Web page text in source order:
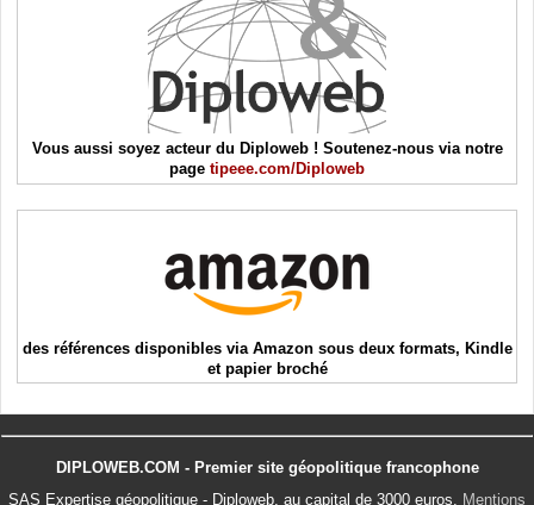
Vous aussi soyez acteur du Diploweb ! Soutenez-nous via notre
page tipeee.com/Diploweb
des références disponibles via Amazon sous deux formats, Kindle
et papier broché
DIPLOWEB.COM - Premier site géopolitique francophone
SAS Expertise géopolitique - Diploweb, au capital de 3000 euros. Mentions